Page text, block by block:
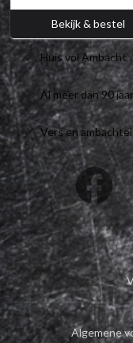
Bekijk & bestel
Huis vol Ambacht
Al meer dan 90
Vers en
Algemene